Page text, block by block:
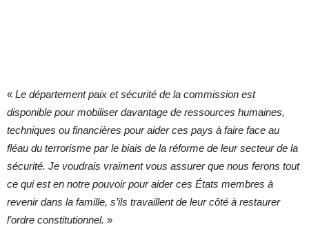
« Le département paix et sécurité de la commission est
disponible pour mobiliser davantage de ressources humaines,
techniques ou financières pour aider ces pays à faire face au
fléau du terrorisme par le biais de la réforme de leur secteur de la
sécurité. Je voudrais vraiment vous assurer que nous ferons tout
ce qui est en notre pouvoir pour aider ces États membres à
revenir dans la famille, s’ils travaillent de leur côté à restaurer
l’ordre constitutionnel. »